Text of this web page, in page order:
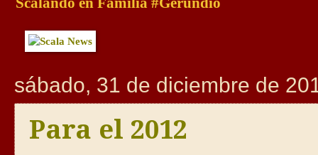
sábado, 31 de diciembre de
Para el 2012